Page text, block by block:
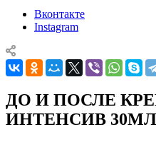
Вконтакте
Instagram
ДО И ПОСЛЕ
ИНТЕНСИВ 30МЛ